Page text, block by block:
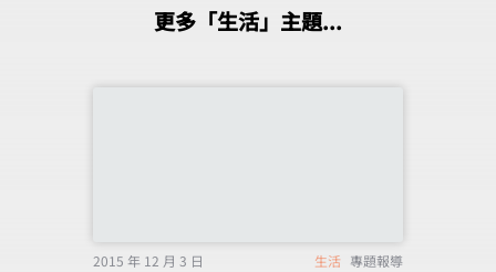
更多「生活」主題...
2015 年 12 月 3 日 生活 專題報導